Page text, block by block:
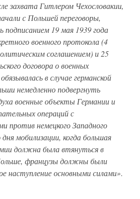
захвата Гитлером Чехословакии,
с Польшей переговоры,
подписанием 19 мая 1939 года
военного протокола (4
соглашением) и 25
договора о военных
в случае германской
немедленно подвергнуть
военные объекты Германии и
операций с
против немецкого Западного
мобилизации, когда большая
должна была втянуться в
французы должны были
наступление основными силами».